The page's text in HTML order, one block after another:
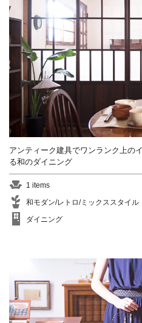
アンティーク建具でワンランク上の
る和のダイニング
1 items
和モダン/レトロ/ミックススタイル
ダイニング